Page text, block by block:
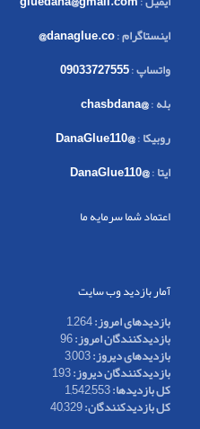
اینستاگرام:
danaglue.co@
واتساپ:
09033727555
بله:
@chasbdana
روبیکا:
@DanaGlue110
ایتا:
@DanaGlue110
اعتماد شما سرمایه ما
آمار بازدید وب سایت
بازدیدهای امروز:1,264
بازدیدکنندگان امروز:96
بازدیدهای دیروز:3,003
بازدیدکنندگان دیروز:193
کل بازدیدها:1,542,553
کل بازدیدکنند‌گان:40,329